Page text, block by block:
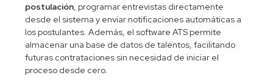
postulación, programar entrevistas directamente
desde el sistema y enviar notificaciones automáticas a
los postulantes. Además, el software ATS permite
almacenar una base de datos de talentos, facilitando
futuras contrataciones sin necesidad de iniciar el
proceso desde cero.